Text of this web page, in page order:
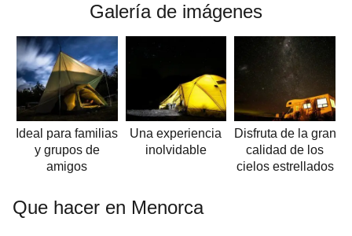
Galería de imágenes
Ideal para familias
y grupos de
amigos
Una experiencia
inolvidable
Disfruta de la gran
calidad de los
cielos estrellados
Que hacer en Menorca